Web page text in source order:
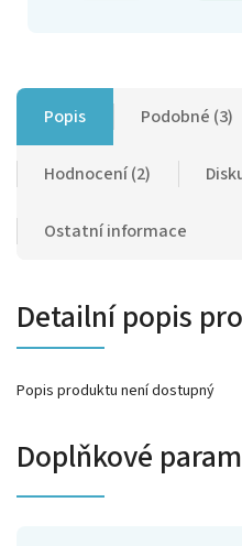
Popis Podobné (3)
Hodnocení (2)
Ostatní informace
Detailní popis
Popis produktu není dostupný
Doplňkové